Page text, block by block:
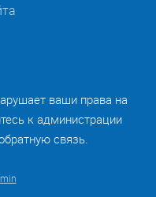
ваши права на
к администрации
связь.